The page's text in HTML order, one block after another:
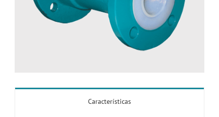
Características